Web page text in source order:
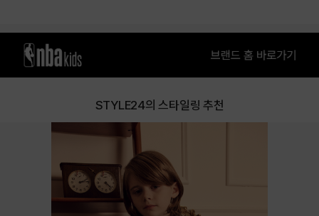
BLUE
STYLE24의 스타일링 추천